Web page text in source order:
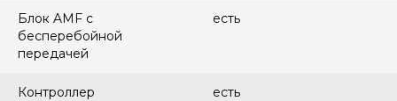
Блок AMF с
бесперебойной
передачей
есть
Контроллер
есть